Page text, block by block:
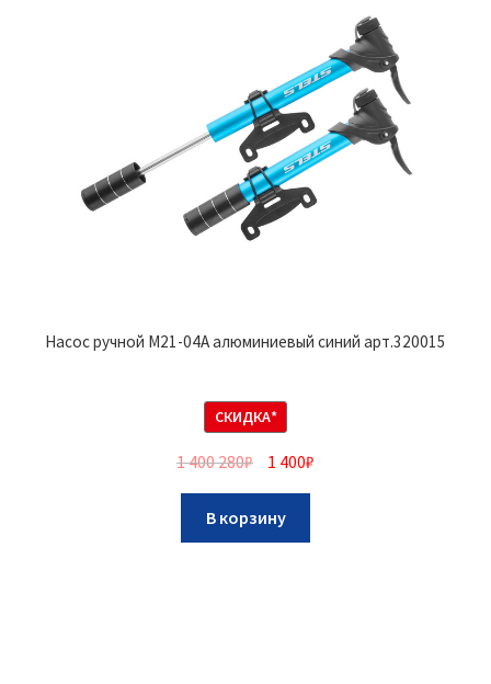
Насос ручной M21-04A алюминиевый синий арт.320015
СКИДКА*
1 400 280₽ 1 400₽
В корзину